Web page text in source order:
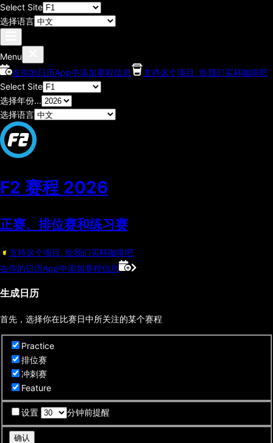
Select Site
选择语言
Menu
在你的日历App中添加赛程信息
支持这个项目, 给我们买杯咖啡吧
Select Site
选择年份...
选择语言
F2 赛程 2026
正赛、排位赛和练习赛
支持这个项目, 给我们买杯咖啡吧
在你的日历App中添加赛程信息
生成日历
首先，选择你在比赛日中所关注的某个赛程
Practice
排位赛
冲刺赛
Feature
设置 分钟前提醒
确认